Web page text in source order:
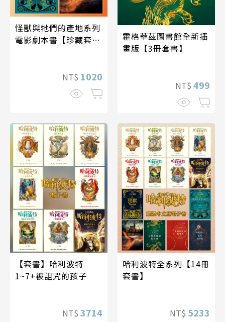
怪獸與牠們的產地系列
電影劇本書【珍藏套
NT$ 1020
霍格華茲圖書館全新插
畫版【3冊套書】
NT$ 499
【套書】哈利波特
1~7+被詛咒的孩子
NT$ 3714
哈利波特全系列【14冊
套書】
NT$ 5233